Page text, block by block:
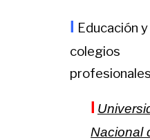
l Educación y
colegios
l
Nacional